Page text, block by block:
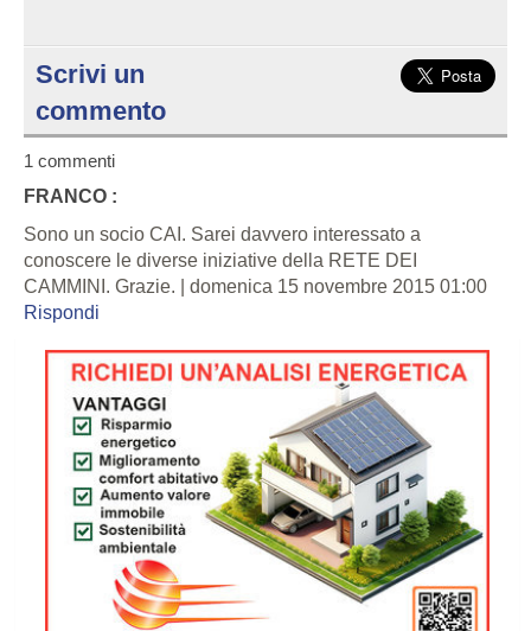
Scrivi un
commento
1 commenti
FRANCO :
Sono un socio CAI. Sarei davvero interessato a
conoscere le diverse iniziative della RETE DEI
CAMMINI. Grazie. | domenica 15 novembre 2015 01:00
Rispondi